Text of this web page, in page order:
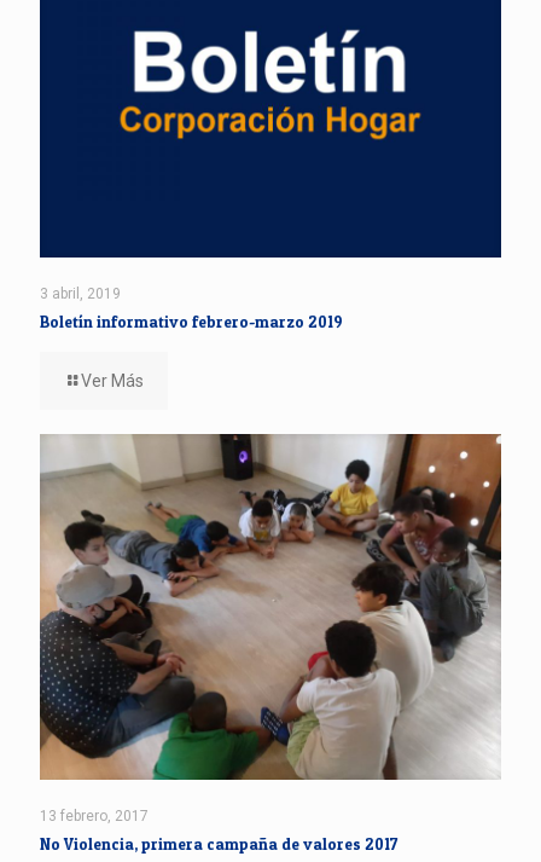
3 abril, 2019
Boletín informativo febrero-marzo 2019
Ver Más
13 febrero, 2017
No Violencia, primera campaña de valores 2017